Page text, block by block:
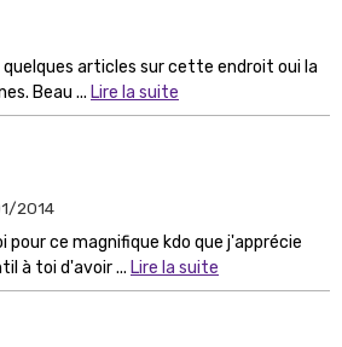
quelques articles sur cette endroit oui la
Beau ... Lire la suite
2014
pour ce magnifique kdo que j'apprécie
à toi d'avoir ... Lire la suite